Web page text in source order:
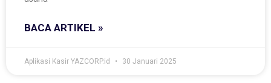
BACA ARTIKEL »
Aplikasi Kasir YAZCORP.id 30 Januari 2025